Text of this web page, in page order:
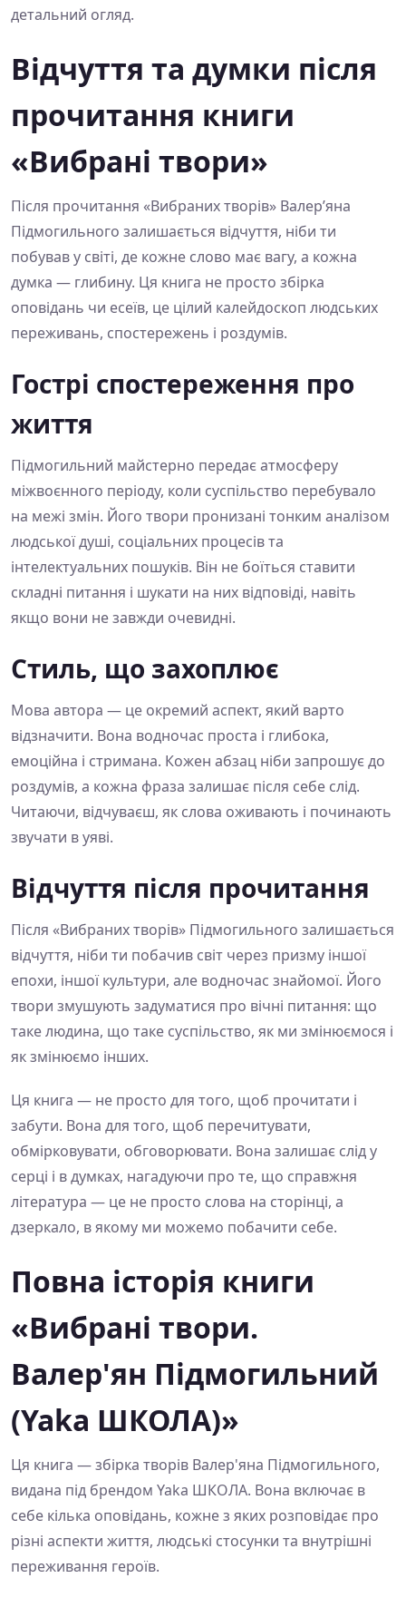
детальний огляд.
Відчуття та думки після
прочитання книги
«Вибрані твори»
Після прочитання «Вибраних творів» Валер’яна
Підмогильного залишається відчуття, ніби ти
побував у світі, де кожне слово має вагу, а кожна
думка — глибину. Ця книга не просто збірка
оповідань чи есеїв, це цілий калейдоскоп людських
переживань, спостережень і роздумів.
Гострі спостереження про
життя
Підмогильний майстерно передає атмосферу
міжвоєнного періоду, коли суспільство перебувало
на межі змін. Його твори пронизані тонким аналізом
людської душі, соціальних процесів та
інтелектуальних пошуків. Він не боїться ставити
складні питання і шукати на них відповіді, навіть
якщо вони не завжди очевидні.
Стиль, що захоплює
Мова автора — це окремий аспект, який варто
відзначити. Вона водночас проста і глибока,
емоційна і стримана. Кожен абзац ніби запрошує до
роздумів, а кожна фраза залишає після себе слід.
Читаючи, відчуваєш, як слова оживають і починають
звучати в уяві.
Відчуття після прочитання
Після «Вибраних творів» Підмогильного залишається
відчуття, ніби ти побачив світ через призму іншої
епохи, іншої культури, але водночас знайомої. Його
твори змушують задуматися про вічні питання: що
таке людина, що таке суспільство, як ми змінюємося і
як змінюємо інших.
Ця книга — не просто для того, щоб прочитати і
забути. Вона для того, щоб перечитувати,
обмірковувати, обговорювати. Вона залишає слід у
серці і в думках, нагадуючи про те, що справжня
література — це не просто слова на сторінці, а
дзеркало, в якому ми можемо побачити себе.
Повна історія книги
«Вибрані твори.
Валер'ян Підмогильний
(Yaka ШКОЛА)»
Ця книга — збірка творів Валер'яна Підмогильного,
видана під брендом Yaka ШКОЛА. Вона включає в
себе кілька оповідань, кожне з яких розповідає про
різні аспекти життя, людські стосунки та внутрішні
переживання героїв.